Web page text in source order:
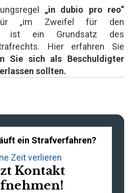
„in dubio pro reo“
„im Zweifel für den
ist ein Grundsatz des
Hier erfahren Sie
Sie sich als Beschuldigter
sollten.
ein Strafverfahren?
Zeit verlieren
Kontakt